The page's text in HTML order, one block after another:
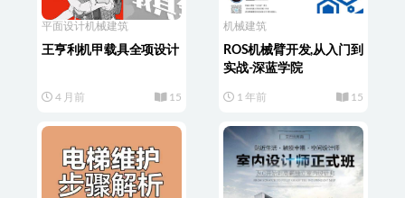
平面设计机械建筑
王亨利机甲载具全项设计
4 月前 15
机械建筑
ROS机械臂开发,从入门到
实战-深蓝学院
1 年前 15